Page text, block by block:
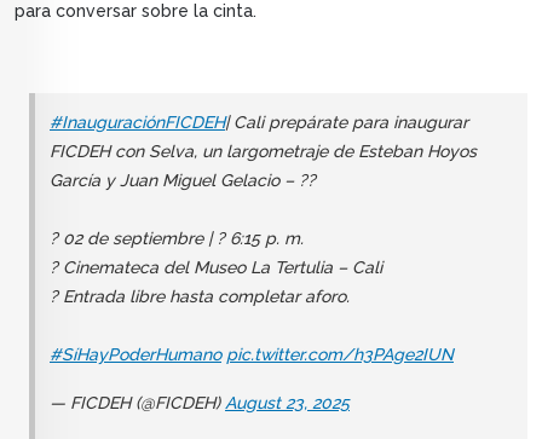
para conversar sobre la cinta.
#InauguraciónFICDEH| Cali prepárate para inaugurar
FICDEH con Selva, un largometraje de Esteban Hoyos
García y Juan Miguel Gelacio – ??
? 02 de septiembre | ? 6:15 p. m.
? Cinemateca del Museo La Tertulia – Cali
? Entrada libre hasta completar aforo.
#SíHayPoderHumano pic.twitter.com/h3PAge2IUN
— FICDEH (@FICDEH)August 23, 2025